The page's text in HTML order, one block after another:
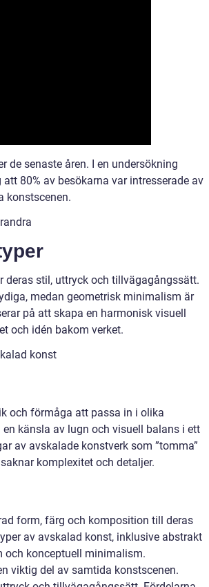
de senaste åren. I en undersökning
80% av besökarna var intresserade av
konstscenen.
deras stil, uttryck och tillvägagångssätt.
medan geometrisk minimalism är
på att skapa en harmonisk visuell
och idén bakom verket.
konst
och förmåga att passa in i olika
känsla av lugn och visuell balans i ett
av avskalade konstverk som ”tomma”
komplexitet och detaljer.
form, färg och komposition till deras
av avskalad konst, inklusive abstrakt
konceptuell minimalism.
viktig del av samtida konstscenen.